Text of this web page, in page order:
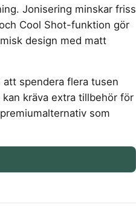
Jonisering minskar friss
Cool Shot-funktion gör
design med matt
spendera flera tusen
kräva extra tillbehör för
som